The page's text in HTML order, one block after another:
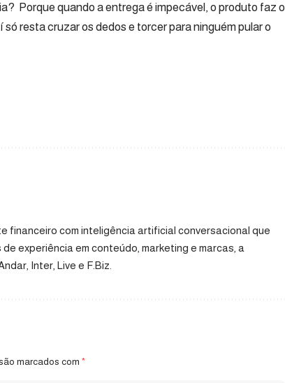
Porque quando a entrega é impecável, o produto faz o
resta cruzar os dedos e torcer para ninguém pular o
financeiro com inteligência artificial conversacional que
experiência em conteúdo, marketing e marcas, a
Inter, Live e F.Biz.
marcados com *